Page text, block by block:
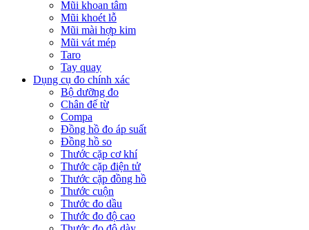
Mũi khoan tâm
Mũi khoét lỗ
Mũi mài hợp kim
Mũi vát mép
Taro
Tay quay
Dụng cụ đo chính xác
Bộ dưỡng đo
Chân đế từ
Compa
Đồng hồ đo áp suất
Đồng hồ so
Thước cặp cơ khí
Thước cặp điện tử
Thước cặp đồng hồ
Thước cuộn
Thước đo dầu
Thước đo độ cao